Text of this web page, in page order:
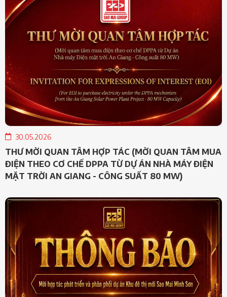
30.05.2026
THƯ MỜI QUAN TÂM HỢP TÁC (MỜI QUAN TÂM MUA
ĐIỆN THEO CƠ CHẾ DPPA TỪ DỰ ÁN NHÀ MÁY ĐIỆN
MẶT TRỜI AN GIANG - CÔNG SUẤT 80 MW)